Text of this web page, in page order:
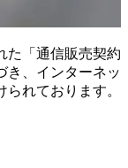
た「通信販売契約
き、インターネッ
れております。